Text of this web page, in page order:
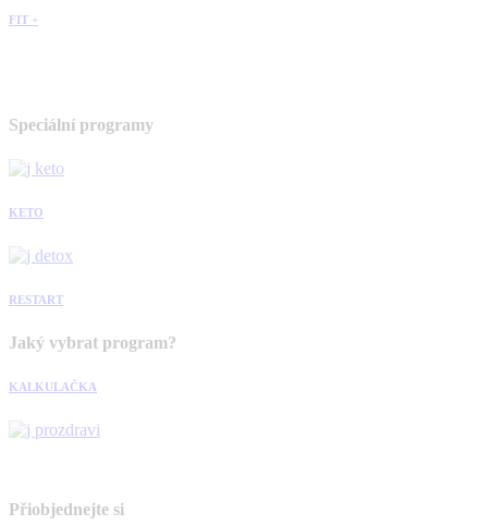
FIT +
Speciální programy
KETO
RESTART
Jaký vybrat program?
KALKULAČKA
Přiobjednejte si